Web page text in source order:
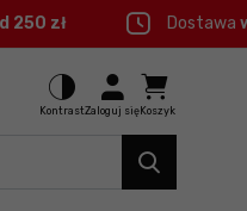
250 zł Dostawa
KontrastZaloguj się Koszyk